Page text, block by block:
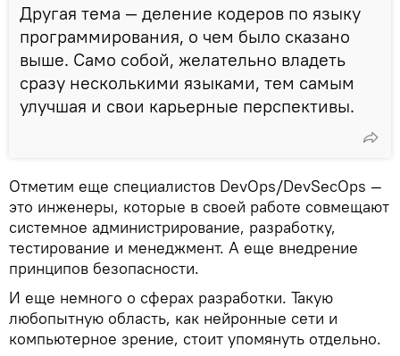
Другая тема — деление кодеров по языку
программирования, о чем было сказано
выше. Само собой, желательно владеть
сразу несколькими языками, тем самым
улучшая и свои карьерные перспективы.
Отметим еще специалистов DevOps/DevSecOps —
это инженеры, которые в своей работе совмещают
системное администрирование, разработку,
тестирование и менеджмент. А еще внедрение
принципов безопасности.
И еще немного о сферах разработки. Такую
любопытную область, как нейронные сети и
компьютерное зрение, стоит упомянуть отдельно.